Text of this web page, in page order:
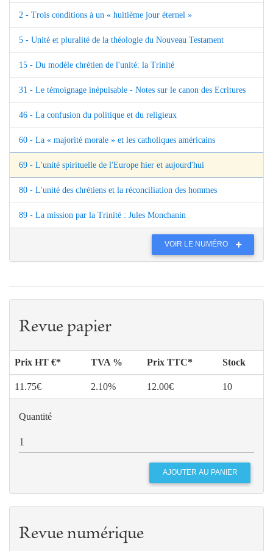
2 - Trois conditions à un « huitième jour éternel »
5 - Unité et pluralité de la théologie du Nouveau Testament
15 - Du modèle chrétien de l'unité: la Trinité
31 - Le témoignage inépuisable - Notes sur le canon des Ecritures
46 - La confusion du politique et du religieux
60 - La « majorité morale » et les catholiques américains
69 - L'unité spirituelle de l'Europe hier et aujourd'hui
80 - L'unité des chrétiens et la réconciliation des hommes
89 - La mission par la Trinité : Jules Monchanin
VOIR LE NUMÉRO
Revue papier
Prix HT €* TVA % Prix TTC* Stock
11.75€ 2.10% 12.00€ 10
Quantité
Revue numérique